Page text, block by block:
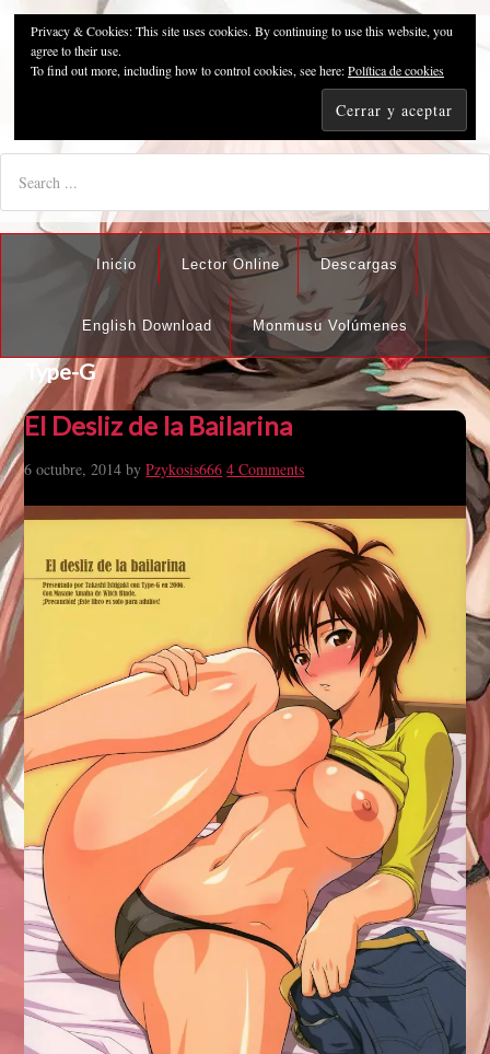
Pzykosis666HFansub
"I'm the best there is at what I do, but what I do best isn't very
Inicio Lector Online Descargas
English Download Monmusu Volúmenes
Type-G
El Desliz de la Bailarina
6 octubre, 2014 byPzykosis666 4 Comments
Privacy & Cookies: This site uses cookies. By continuing to use this website, you
agree to their use.
To find out more, including how to control cookies, see here:Política de cookies